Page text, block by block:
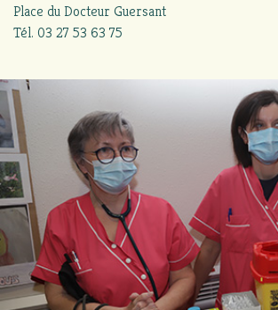
Place du Docteur Guersant
Tél. 03 27 53 63 75